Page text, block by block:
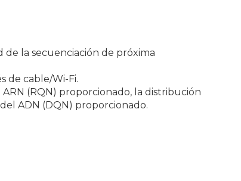
de la secuenciación de próxima
de cable/Wi-Fi.
(RQN) proporcionado, la distribución
ADN (DQN) proporcionado.